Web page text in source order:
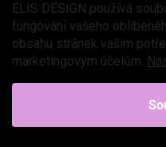
ELIS DESIGN používá
fungování vašeho
obsahu stránek vašim
marketingovým účelům.
Magnetická stavebnice